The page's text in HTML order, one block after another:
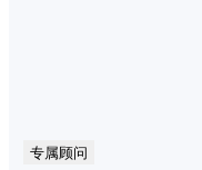
专属顾问